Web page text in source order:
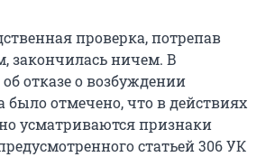
проверка, потрепав
закончилась ничем. В
отказе о возбуждении
было отмечено, что в действиях
усматриваются признаки
статьей 306 УК